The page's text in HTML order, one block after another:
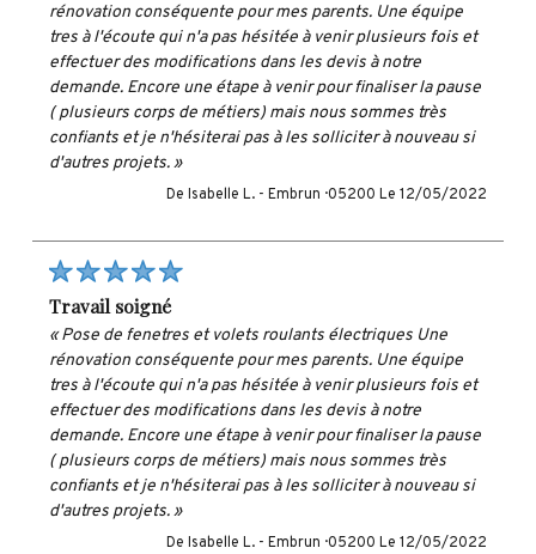
rénovation conséquente pour mes parents. Une équipe
tres à l'écoute qui n'a pas hésitée à venir plusieurs fois et
effectuer des modifications dans les devis à notre
demande. Encore une étape à venir pour finaliser la pause
( plusieurs corps de métiers) mais nous sommes très
confiants et je n'hésiterai pas à les solliciter à nouveau si
d'autres projets. »
De Isabelle L. - Embrun · 05200 Le 12/05/2022
travail soigné
« Pose de fenetres et volets roulants électriques Une
rénovation conséquente pour mes parents. Une équipe
tres à l'écoute qui n'a pas hésitée à venir plusieurs fois et
effectuer des modifications dans les devis à notre
demande. Encore une étape à venir pour finaliser la pause
( plusieurs corps de métiers) mais nous sommes très
confiants et je n'hésiterai pas à les solliciter à nouveau si
d'autres projets. »
De Isabelle L. - Embrun · 05200 Le 12/05/2022